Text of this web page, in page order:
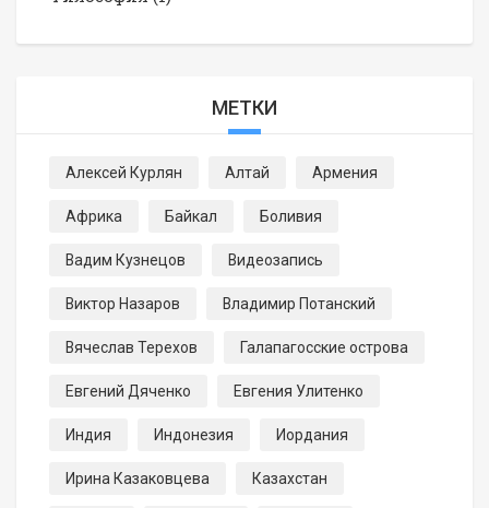
МЕТКИ
Алексей Курлян Алтай Армения
Африка Байкал Боливия
Вадим Кузнецов Видеозапись
Виктор Назаров Владимир Потанский
Вячеслав Терехов Галапагосские острова
Евгений Дяченко Евгения Улитенко
Индия Индонезия Иордания
Ирина Казаковцева Казахстан